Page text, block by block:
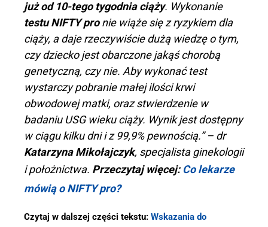
już od 10-tego tygodnia ciąży. Wykonanie
testu NIFTY pronie wiąże się z ryzykiem dla
ciąży, a daje rzeczywiście dużą wiedzę o tym,
czy dziecko jest obarczone jakąś chorobą
genetyczną, czy nie. Aby wykonać test
wystarczy pobranie małej ilości krwi
obwodowej matki, oraz stwierdzenie w
badaniu USG wieku ciąży. Wynik jest dostępny
w ciągu kilku dni i z 99,9% pewnością.” – dr
Katarzyna Mikołajczyk, specjalista ginekologii
i położnictwa. Przeczytaj więcej: Co lekarze
mówią o NIFTY pro?
Czytaj w dalszej części tekstu: Wskazania do